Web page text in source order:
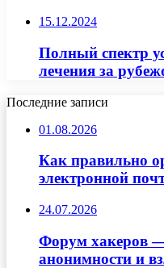
15.12.2024
Полный спектр
лечения за
Последние записи
01.08.2026
Как правильно
электронной
24.07.2026
Форум хакеров —
анонимности и